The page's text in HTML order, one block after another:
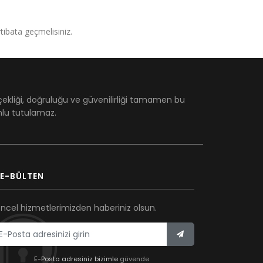
geçmelisiniz.
doğruluğu ve güvenilirliği tamamen bu
tutulamaz.
E-BÜLTEN
hizmetlerimizden haberiniz olsun.
E-Posta adresiniz bizimle güvende